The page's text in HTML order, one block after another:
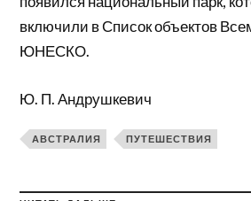
включили в Список объектов
ЮНЕСКО.
Ю. П. Андрушкевич
АВСТРАЛИЯ ПУТЕШЕСТВИЯ